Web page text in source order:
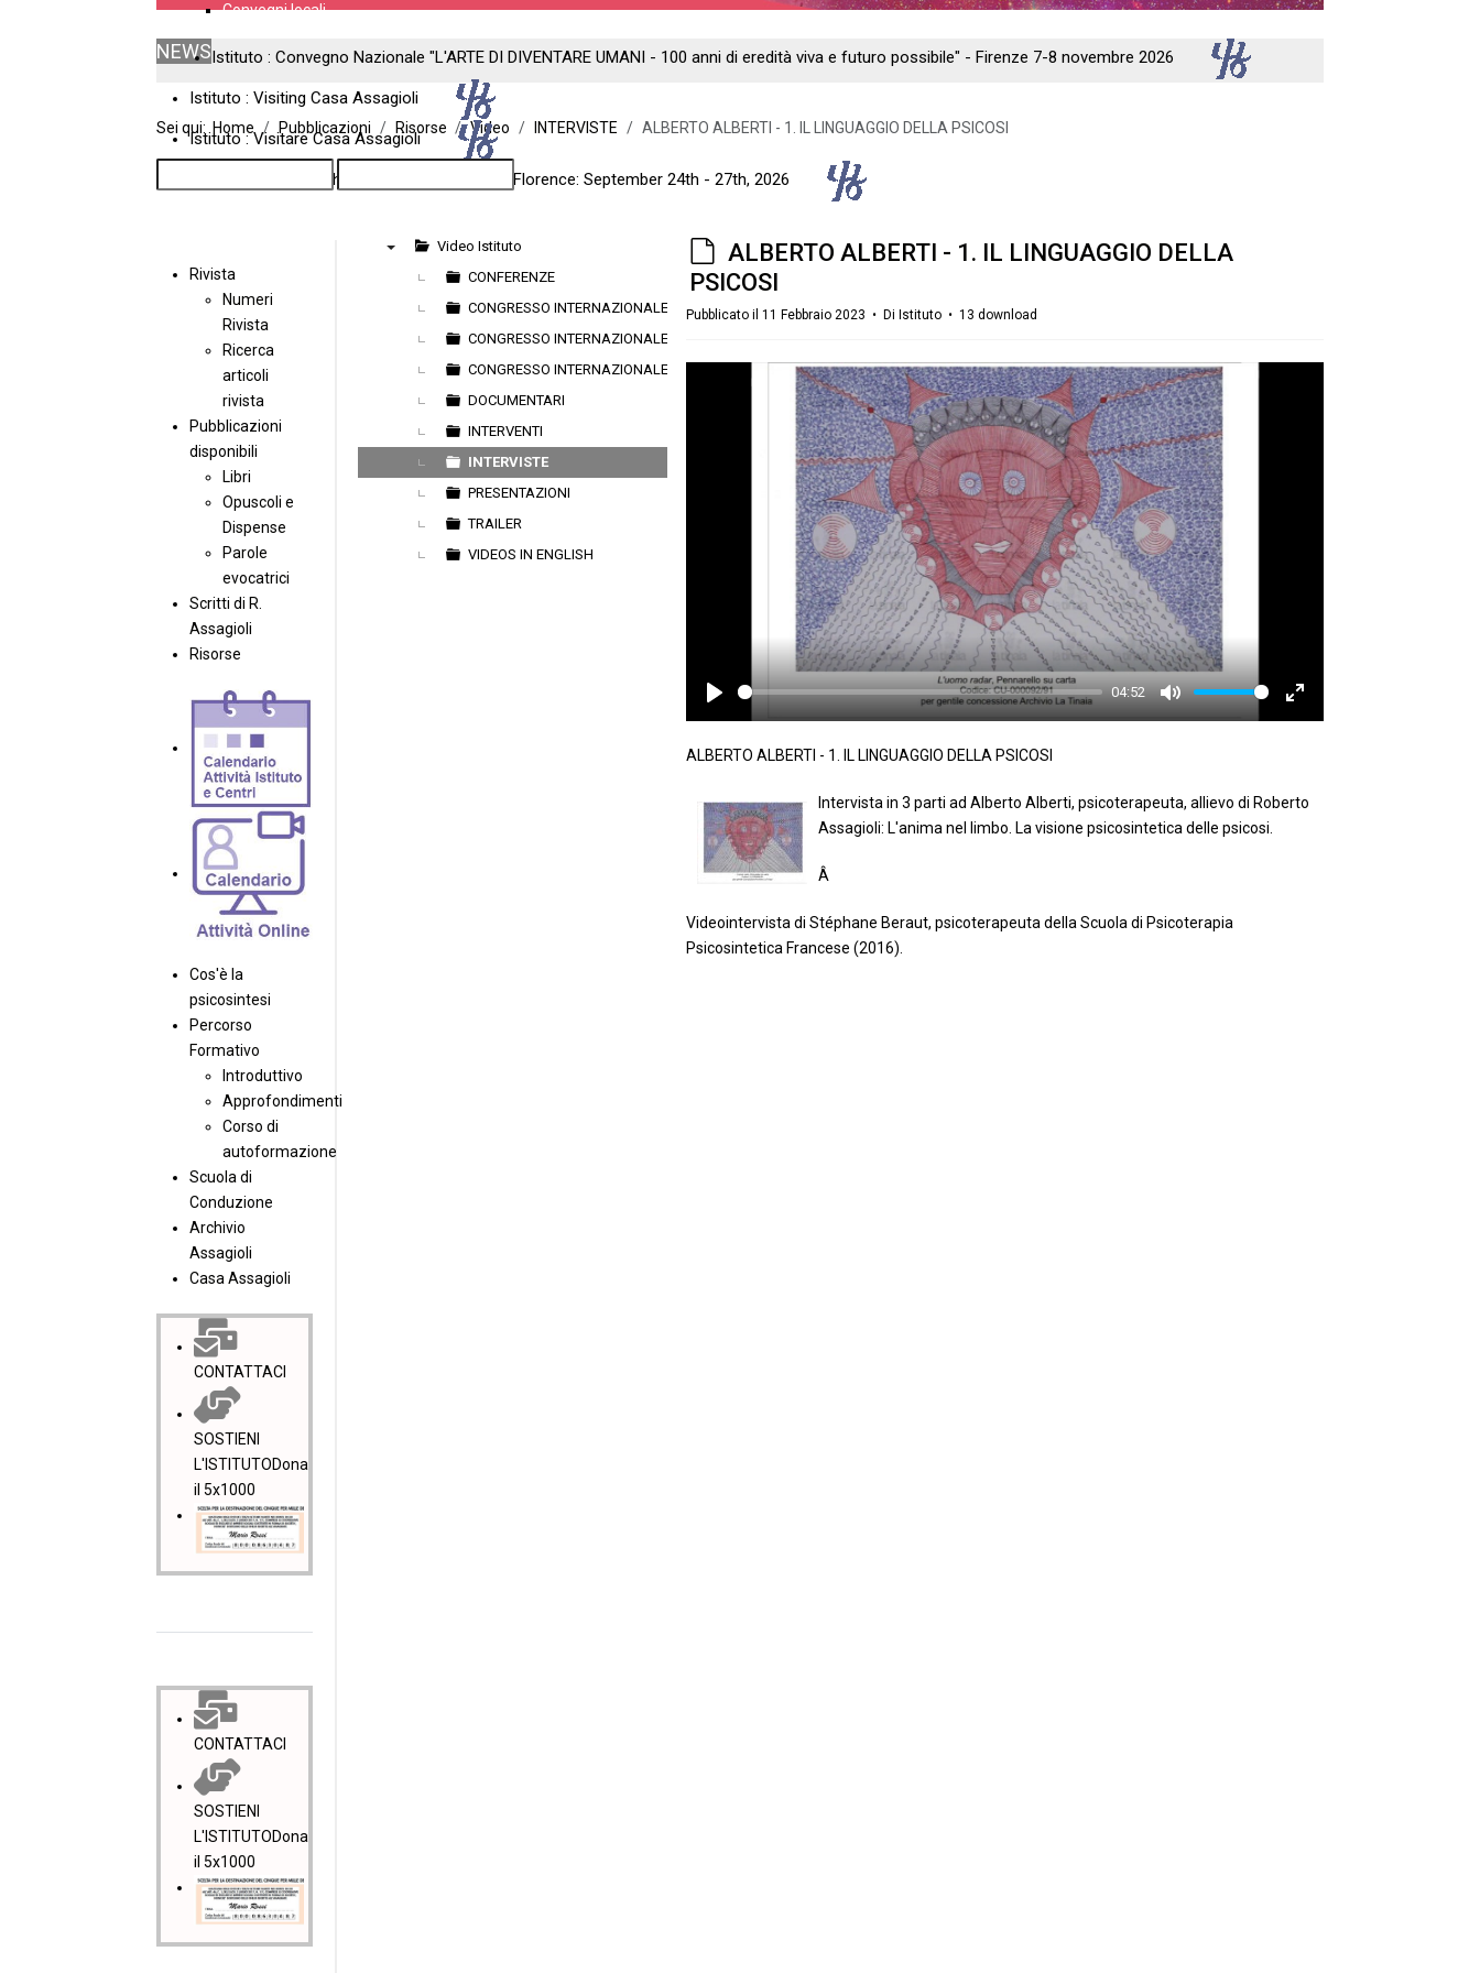
Convegni locali
NEWSIstituto : Convegno Nazionale "L'ARTE DI DIVENTARE UMANI - 100 anni di eredità viva e futuro possibile" - Firenze 7-8 novembre 2026
Istituto : Visiting Casa Assagioli
Istituto : Visitare Casa Assagioli
Casa Assagioli : 12th International Meeting - Florence: September 24th - 27th, 2026
Sei qui: Home Pubblicazioni Risorse Video INTERVISTE ALBERTO ALBERTI - 1. IL LINGUAGGIO DELLA PSICOSI
Rivista
Numeri
Rivista
Ricerca
articoli
rivista
Pubblicazioni
disponibili
Libri
Opuscoli e
Dispense
Parole
evocatrici
Scritti di R.
Assagioli
Risorse
Cos'è la
psicosintesi
Percorso
Formativo
Introduttivo
Approfondimenti
Corso di
autoformazione
Scuola di
Conduzione
Archivio
Assagioli
Casa Assagioli
CONTATTACI
SOSTIENI
L'ISTITUTODona
il 5x1000
CONTATTACI
SOSTIENI
L'ISTITUTODona
il 5x1000
Video Istituto
CONFERENZE
CONGRESSO INTERNAZIONALE 2012
CONGRESSO INTERNAZIONALE 2016
CONGRESSO INTERNAZIONALE 2024
DOCUMENTARI
INTERVENTI
INTERVISTE
PRESENTAZIONI
TRAILER
VIDEOS IN ENGLISH
d
e
f
u
ALBERTO ALBERTI - 1. IL LINGUAGGIO DELLA
PSICOSI
Pubblicato il 11 Febbraio 2023 Di Istituto 13 download
04:52
Mute
ALBERTO ALBERTI - 1. IL LINGUAGGIO DELLA PSICOSI
Intervista in 3 parti ad Alberto Alberti, psicoterapeuta, allievo di Roberto
Assagioli: L'anima nel limbo. La visione psicosintetica delle psicosi.
Â
Videointervista di Stéphane Beraut, psicoterapeuta della Scuola di Psicoterapia
Psicosintetica Francese (2016).